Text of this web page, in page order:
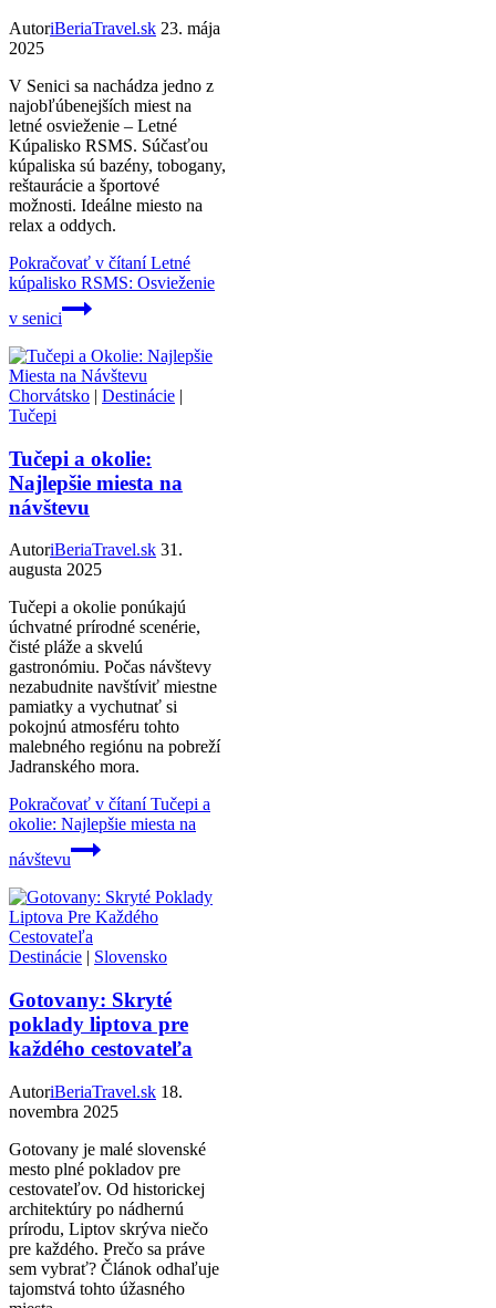
AutoriBeriaTravel.sk 23. mája
2025
V Senici sa nachádza jedno z
najobľúbenejších miest na
letné osvieženie – Letné
Kúpalisko RSMS. Súčasťou
kúpaliska sú bazény, tobogany,
reštaurácie a športové
možnosti. Ideálne miesto na
relax a oddych.
Pokračovať v čítaníLetné
kúpalisko RSMS: Osvieženie
v senici
Chorvátsko | Destinácie |
Tučepi
Tučepi a okolie:
Najlepšie miesta na
návštevu
AutoriBeriaTravel.sk 31.
augusta 2025
Tučepi a okolie ponúkajú
úchvatné prírodné scenérie,
čisté pláže a skvelú
gastronómiu. Počas návštevy
nezabudnite navštíviť miestne
pamiatky a vychutnať si
pokojnú atmosféru tohto
malebného regiónu na pobreží
Jadranského mora.
Pokračovať v čítaníTučepi a
okolie: Najlepšie miesta na
návštevu
Destinácie | Slovensko
Gotovany: Skryté
poklady liptova pre
každého cestovateľa
AutoriBeriaTravel.sk 18.
novembra 2025
Gotovany je malé slovenské
mesto plné pokladov pre
cestovateľov. Od historickej
architektúry po nádhernú
prírodu, Liptov skrýva niečo
pre každého. Prečo sa práve
sem vybrať? Článok odhaľuje
tajomstvá tohto úžasného